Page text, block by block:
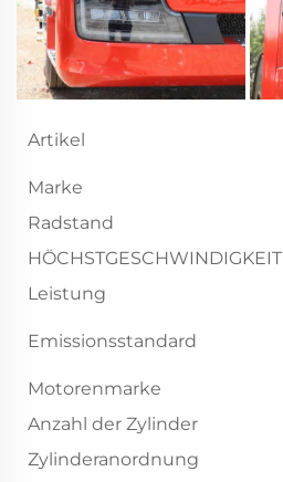
Artikel
Marke
Radstand
HÖCHSTGESCHWINDIGKEIT
Leistung
Emissionsstandard
Motorenmarke
Anzahl der Zylinder
Zylinderanordnung